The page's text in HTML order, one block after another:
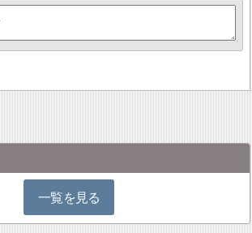
一覧を見る